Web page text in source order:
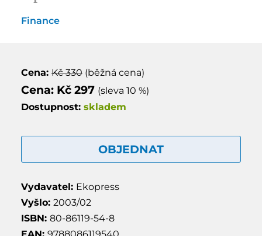
Finance
Cena:Kč 330(běžná cena)
Cena: Kč 297 (sleva 10 %)
Dostupnost: skladem
OBJEDNAT
Vydavatel: Ekopress
Vyšlo: 2003/02
ISBN: 80-86119-54-8